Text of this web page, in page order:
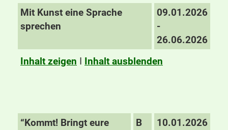
Mit Kunst eine Sprache
sprechen
09.01.2026
-
26.06.2026
Inhalt zeigen I Inhalt ausblenden
“Kommt! Bringt eure
B
10.01.2026